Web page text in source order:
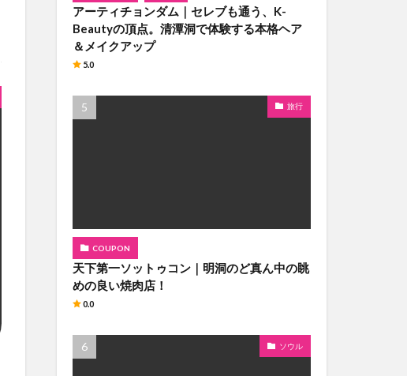
アーティチョンダム｜セレブも通う、K-
Beautyの頂点。清潭洞で体験する本格ヘア
＆メイクアップ
5.0
旅行
COUPON
天下第一ソットゥコン｜明洞のど真ん中の眺
めの良い焼肉店！
0.0
ソウル